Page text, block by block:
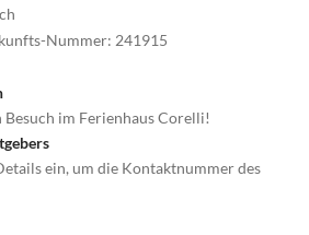
Nummer: 241915
im Ferienhaus Corelli!
ein, um die Kontaktnummer des